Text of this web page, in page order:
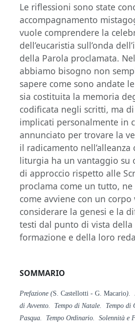
Le riflessioni sono state
accompagnamento
vuole comprendere la
dell’eucaristia sull’onda
della Parola proclamata.
abbiamo bisogno non
sapere come sono andate
sia costituita la memoria
codificata negli scritti, ma
implicati personalmente in
annunciato per trovare la
il radicamento nell’alleanza
liturgia ha un vantaggio su
di approccio rispetto alle
proclama come un tutto, ne
come avviene con un corpo
considerare la genesi e la
testi dal punto di vista
formazione e della loro
SOMMARIO
Prefazione (S. Castellotti - G. Macario).
di Avvento. Tempo di Natale. Tempo di
Pasqua. Tempo Ordinario. Solennità e